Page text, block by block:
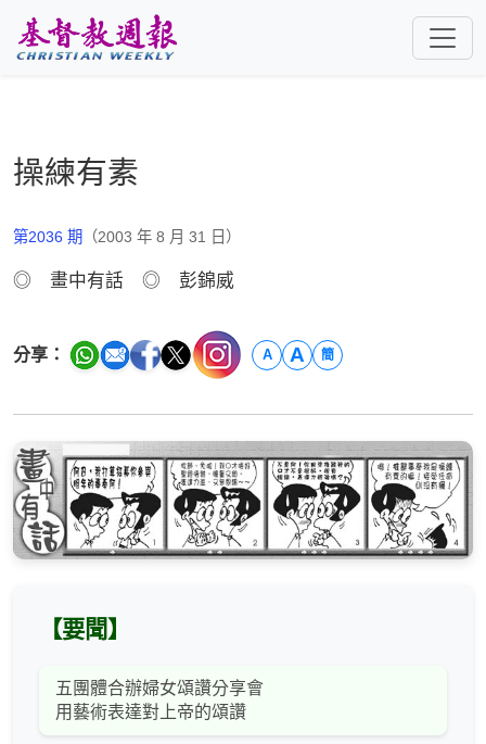
操練有素
第2036 期 （2003 年 8 月 31 日）
◎ 畫中有話 ◎ 彭錦威
分享： A A 簡
【要聞】
五團體合辦婦女頌讚分享會
用藝術表達對上帝的頌讚